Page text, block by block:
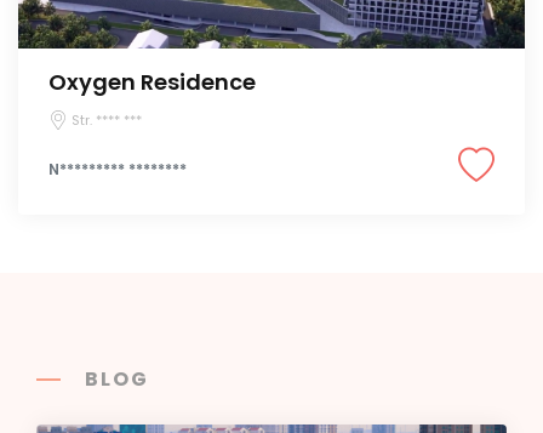
Oxygen Residence
Str. **** ***
N********* ********
BLOG